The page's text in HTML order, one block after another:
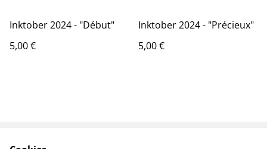
Inktober 2024 - "Début"
5,00 €
Inktober 2024 - "Précieux"
5,00 €